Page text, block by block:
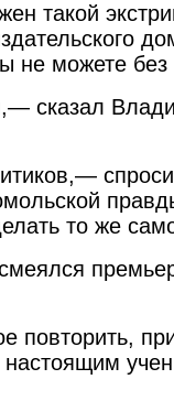
такой
не можете без
сказал
то же
повторить,
настоящим